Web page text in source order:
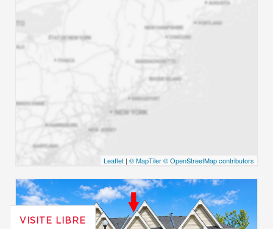
Leaflet | © MapTiler© OpenStreetMap contributors
VISITE LIBRE